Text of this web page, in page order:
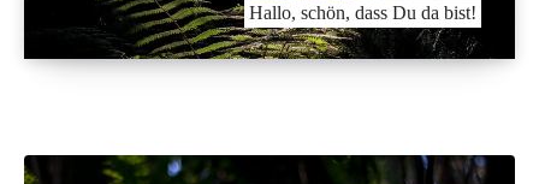
Hallo, schön, dass Du da bist!